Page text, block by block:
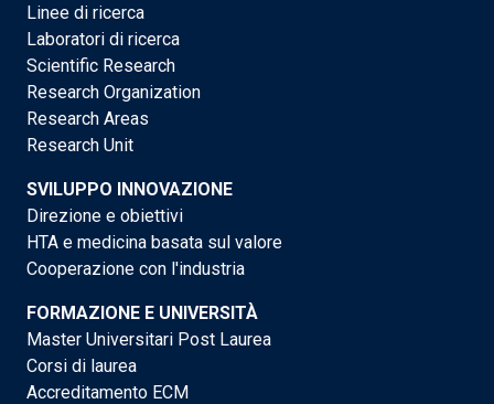
Linee di ricerca
Laboratori di ricerca
Scientific Research
Research Organization
Research Areas
Research Unit
SVILUPPO INNOVAZIONE
Direzione e obiettivi
HTA e medicina basata sul valore
Cooperazione con l'industria
FORMAZIONE E UNIVERSITÀ
Master Universitari Post Laurea
Corsi di laurea
Accreditamento ECM